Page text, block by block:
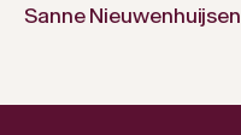
Sanne Nieuwenhuijsen